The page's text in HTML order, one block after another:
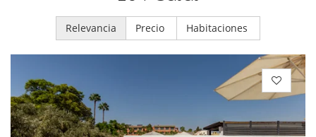
Relevancia Precio Habitaciones